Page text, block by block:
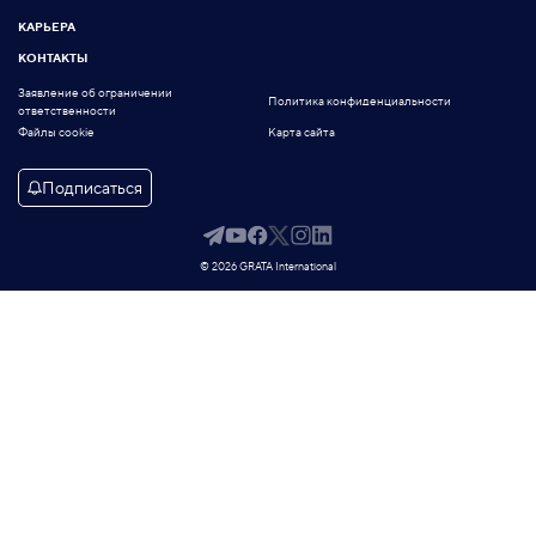
КАРЬЕРА
КОНТАКТЫ
Заявление об ограничении
ответственности
Политика конфиденциальности
Файлы cookie Карта сайта
Подписаться
© 2026 GRATA International